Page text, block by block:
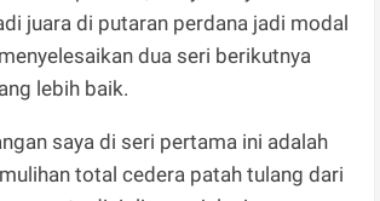
juara di putaran perdana jadi modal
dua seri berikutnya
lebih baik.
saya di seri pertama ini adalah
total cedera patah tulang dari